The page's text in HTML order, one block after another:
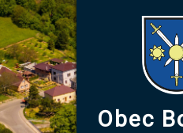
Obec